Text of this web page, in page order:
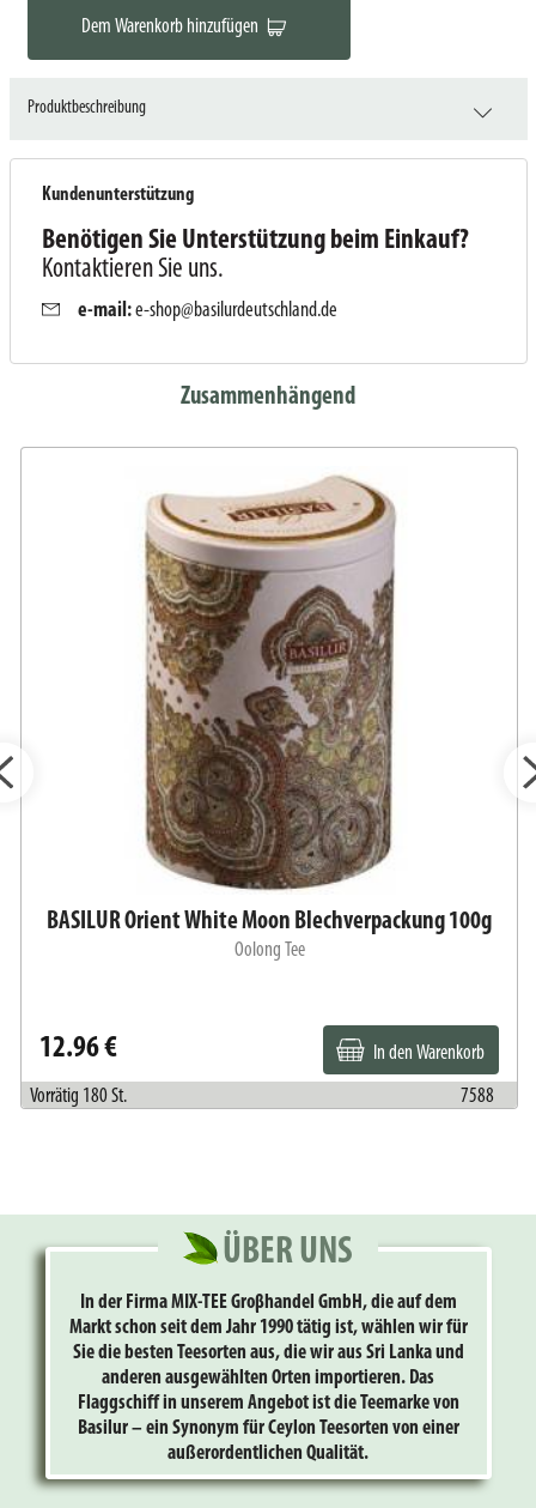
Dem Warenkorb hinzufügen
Produktbeschreibung
Kundenunterstützung
Benötigen Sie Unterstützung beim Einkauf?
Kontaktieren Sie uns.
e-mail:e-shop@basilurdeutschland.de
Zusammenhängend
BASILUR Orient White Moon Blechverpackung 100g
Oolong Tee
12.96 € In den Warenkorb
Vorrätig 180 St. 7588
ÜBER UNS
In der Firma MIX-TEE Groβhandel GmbH, die auf dem
Markt schon seit dem Jahr 1990 tätig ist, wählen wir für
Sie die besten Teesorten aus, die wir aus Sri Lanka und
anderen ausgewählten Orten importieren. Das
Flaggschiff in unserem Angebot ist die Teemarke von
Basilur – ein Synonym für Ceylon Teesorten von einer
außerordentlichen Qualität.